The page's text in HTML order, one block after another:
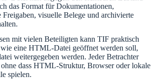
das Format für Dokumentationen,
Freigaben, visuelle Belege und archivierte
mit vielen Beteiligten kann TIF praktisch
wie eine HTML-Datei geöffnet werden soll,
weitergegeben werden. Jeder Betrachter
dass HTML-Struktur, Browser oder lokale
spielen.